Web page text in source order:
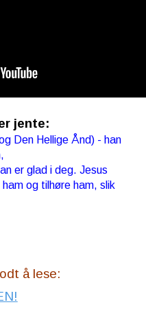
jente:
Den Hellige Ånd) - han
er glad i deg. Jesus
og tilhøre ham, slik
å lese: